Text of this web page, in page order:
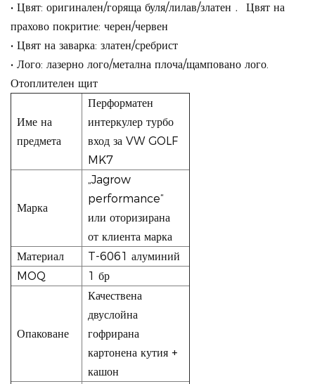
• Цвят: оригинален/горяща буля/лилав/златен﹒ Цвят на
прахово покритие: черен/червен
• Цвят на заварка: златен/сребрист
• Лого: лазерно лого/метална плоча/щамповано лого.
Отоплителен щит
Име на
предмета
Перформатен
интеркулер турбо
вход за VW GOLF
MK7
Марка
„Jagrow
performance“
или оторизирана
от клиента марка
Материал
T-6061 алуминий
MOQ
1 бр
Опаковане
Качествена
двуслойна
гофрирана
картонена кутия +
кашон